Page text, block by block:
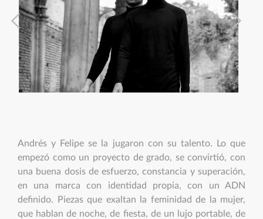
Andrés y Felipe se la jugaron con su talento. Lo que
empezó como un proyecto de grado, se convirtió, con
una buena dosis de esfuerzo, constancia y superación,
en una marca con identidad propia, con un ADN
definido. Piezas que exaltan la feminidad de la mujer,
que hablan de noche, de fiesta, de un lujo portable, de